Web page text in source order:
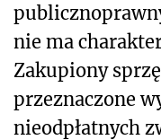
nie ma
Zakupiony
przeznaczone
nieodpłatnych